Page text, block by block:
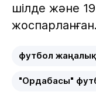
шілде және
жоспарланған.
футбол
"Ордабасы"